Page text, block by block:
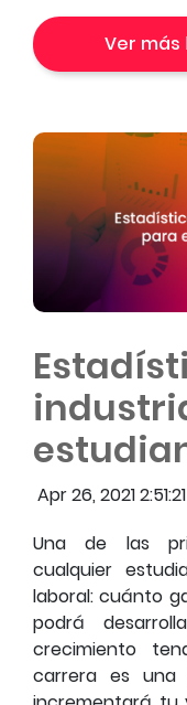
Ver más
Apr 26, 2021
Una de las
cualquier
laboral: cuánto
podrá
crecimiento
carrera es una